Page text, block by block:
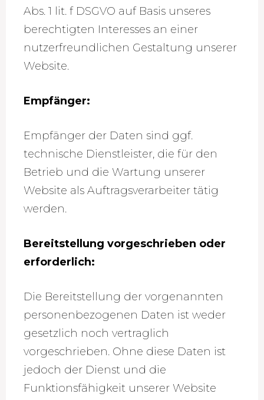
Abs. 1 lit. f DSGVO auf Basis unseres
berechtigten Interesses an einer
nutzerfreundlichen Gestaltung unserer
Website.
Empfänger:
Empfänger der Daten sind ggf.
technische Dienstleister, die für den
Betrieb und die Wartung unserer
Website als Auftragsverarbeiter tätig
werden.
Bereitstellung vorgeschrieben oder
erforderlich:
Die Bereitstellung der vorgenannten
personenbezogenen Daten ist weder
gesetzlich noch vertraglich
vorgeschrieben. Ohne diese Daten ist
jedoch der Dienst und die
Funktionsfähigkeit unserer Website